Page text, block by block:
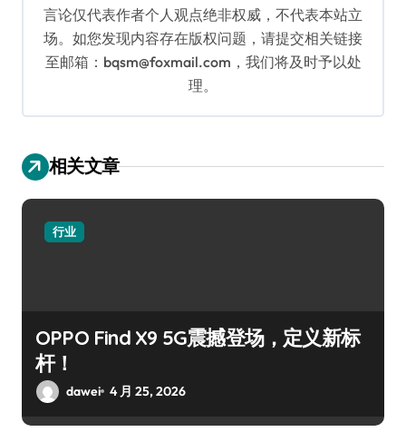
言论仅代表作者个人观点绝非权威，不代表本站立
场。如您发现内容存在版权问题，请提交相关链接
至邮箱：bqsm@foxmail.com，我们将及时予以处
理。
相关文章
行业
OPPO Find X9 5G震撼登场，定义新标
杆！
dawei 4 月 25, 2026